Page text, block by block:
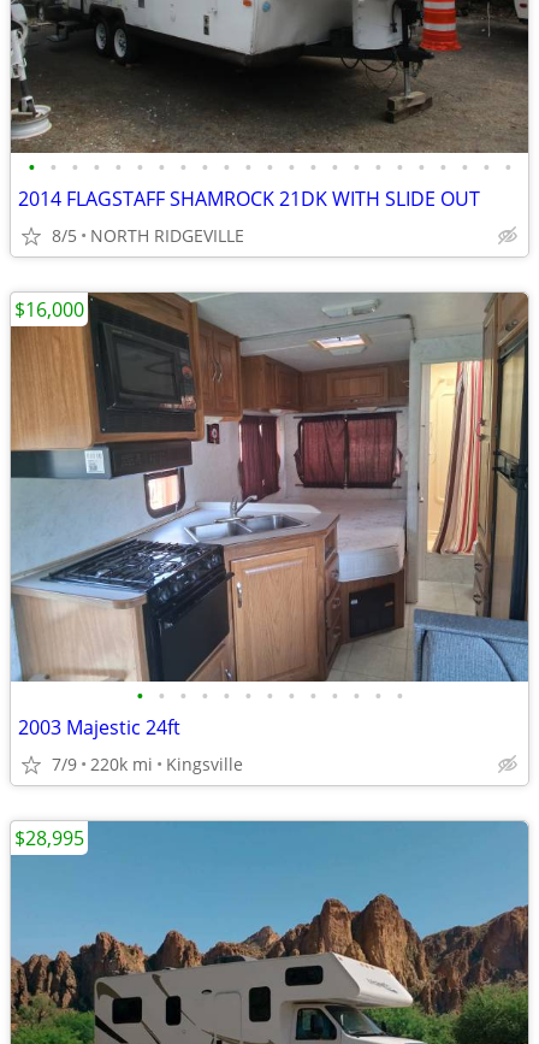
• • • • • • • • • • • • • • • • • • • • • • •
2014 FLAGSTAFF SHAMROCK 21DK WITH SLIDE OUT
8/5 NORTH RIDGEVILLE
• • • • • • • • • • • • •
2003 Majestic 24ft
7/9 220k mi Kingsville
$16,000
$28,995